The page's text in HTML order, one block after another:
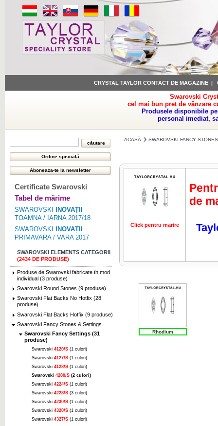
CRYSTAL TAYLOR CONTACT DE MAGAZINE |
Swarovski
cel mai bun preț de vânzare
Produsele disponibile
personal imediat,
Certificate Swarovski
Tabel de mărime
SWAROVSKI
INOVAȚII
TOAMNA / IARNA 2017/18
SWAROVSKI
INOVAȚII
PRIMAVARA / VARA 2017
SWAROVSKI ELEMENTS CATEGORII
(2434 DE PRODUSE)
Produse de Swarovski fabricate în mod
individual (3 produse)
Swarovski Round Stones (9 produse)
Swarovski Flat Backs No Hotfix (28
produse)
Swarovski Flat Backs Hotfix (9 produse)
Swarovski Fancy Stones & Settings
Swarovski Fancy Settings (31
produse)
Swarovski 4120/S (1 culori)
Swarovski 4127/S (1 culori)
Swarovski 4128/S (1 culori)
Swarovski 4200/S (2 culori)
Swarovski 4224/S (1 culori)
Swarovski 4228/S (3 culori)
Swarovski 4230/S (1 culori)
Swarovski 4320/S (1 culori)
Swarovski 4327/S (1 culori)
ACASĂ SWAROVSKI FANCY
Click pentru marire
de
Rhodium